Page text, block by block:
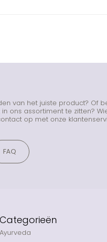
van het juiste product? Of
ons assortiment te zitten?
op met onze
FAQ
Categorieën
Ayurveda